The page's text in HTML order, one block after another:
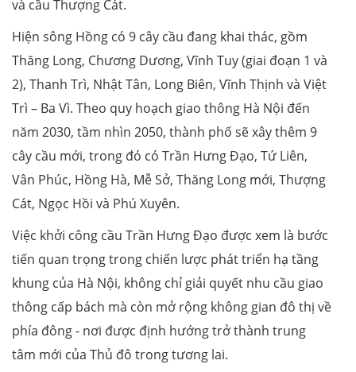
và cầu Thượng Cát.
Hiện sông Hồng có 9 cây cầu đang khai thác, gồm
Thăng Long, Chương Dương, Vĩnh Tuy (giai đoạn 1 và
2), Thanh Trì, Nhật Tân, Long Biên, Vĩnh Thịnh và Việt
Trì – Ba Vì. Theo quy hoạch giao thông Hà Nội đến
năm 2030, tầm nhìn 2050, thành phố sẽ xây thêm 9
cây cầu mới, trong đó có Trần Hưng Đạo, Tứ Liên,
Vân Phúc, Hồng Hà, Mễ Sở, Thăng Long mới, Thượng
Cát, Ngọc Hồi và Phú Xuyên.
Việc khởi công cầu Trần Hưng Đạo được xem là bước
tiến quan trọng trong chiến lược phát triển hạ tầng
khung của Hà Nội, không chỉ giải quyết nhu cầu giao
thông cấp bách mà còn mở rộng không gian đô thị về
phía đông - nơi được định hướng trở thành trung
tâm mới của Thủ đô trong tương lai.